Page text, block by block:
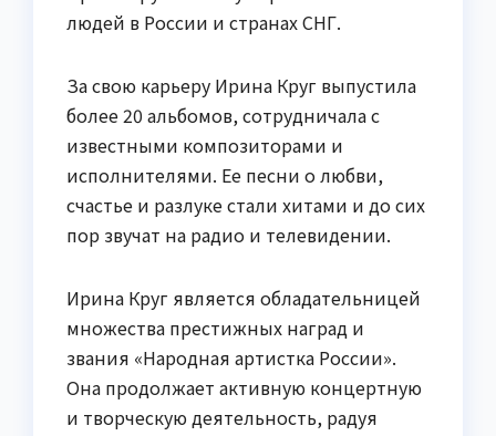
людей в России и странах СНГ.
За свою карьеру Ирина Круг выпустила
более 20 альбомов, сотрудничала с
известными композиторами и
исполнителями. Ее песни о любви,
счастье и разлуке стали хитами и до сих
пор звучат на радио и телевидении.
Ирина Круг является обладательницей
множества престижных наград и
звания «Народная артистка России».
Она продолжает активную концертную
и творческую деятельность, радуя